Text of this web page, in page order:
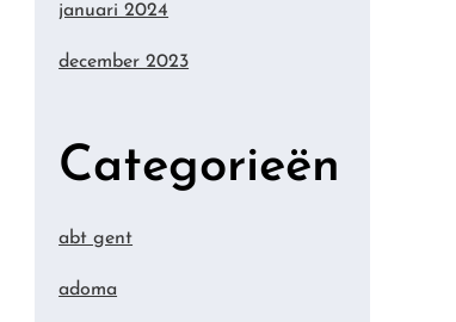
januari 2024
december 2023
Categorieën
abt gent
adoma